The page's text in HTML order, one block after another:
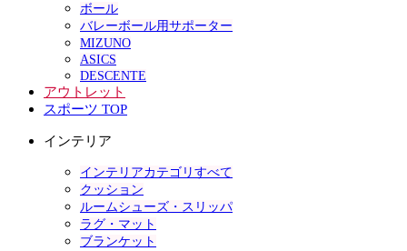
ボール
バレーボール用サポーター
MIZUNO
ASICS
DESCENTE
アウトレット
スポーツ TOP
インテリア
インテリアカテゴリすべて
クッション
ルームシューズ・スリッパ
ラグ・マット
ブランケット